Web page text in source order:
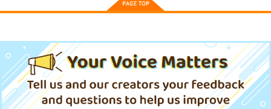
サンプル
ウラシマモト 超
ウラシマモト
550円（税込）
サンプル
作品詳細
ぽに子の福岡食べある
なぐもカレー部
944円（税込）
サンプル
作品詳細
vinyl chloride
1,980円（税込）
サンプル
作品詳細